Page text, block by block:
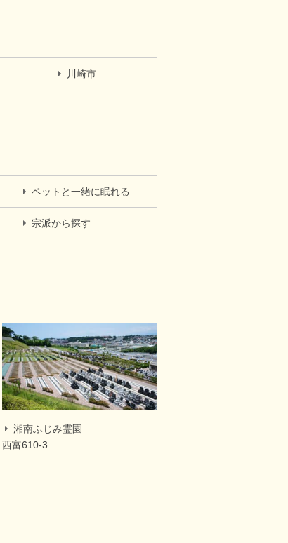
川崎市
ペットと一緒に眠れる
宗派から探す
湘南ふじみ霊園
西富610-3